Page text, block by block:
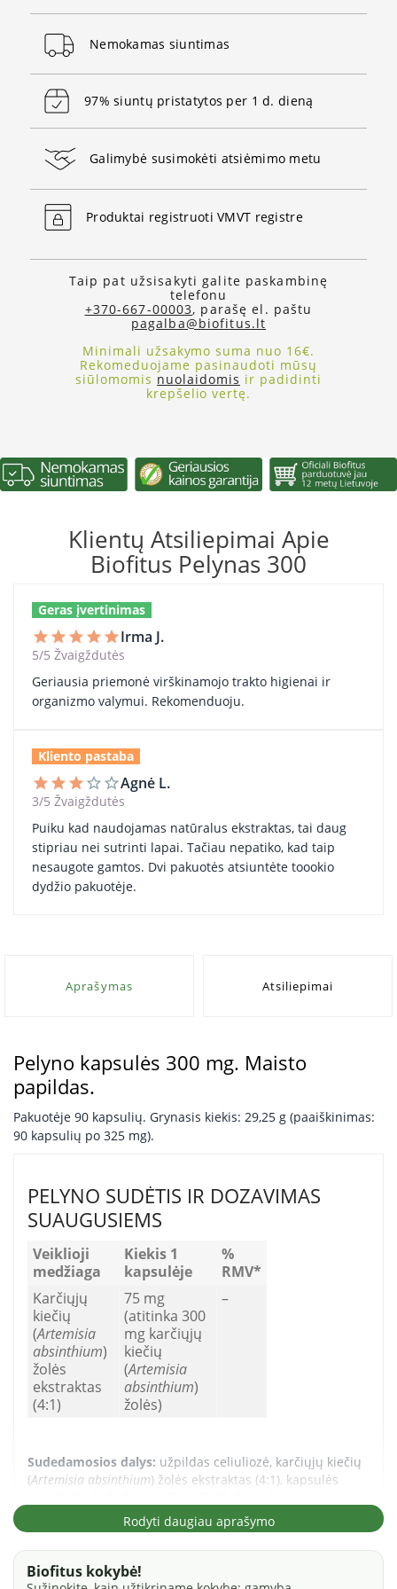
Nemokamas siuntimas
97% siuntų pristatytos per 1 d. dieną
Galimybė susimokėti atsiėmimo metu
Produktai registruoti VMVT registre
Taip pat užsisakyti galite paskambinę
telefonu
+370-667-00003, parašę el. paštu
pagalba@biofitus.lt
Minimali užsakymo suma nuo 16€.
Rekomeduojame pasinaudoti mūsų
siūlomomis nuolaidomis ir padidinti
krepšelio vertę.
Klientų Atsiliepimai Apie
Biofitus Pelynas 300
Geras įvertinimas
star star star star starIrma J.
5/5 Žvaigždutės
Geriausia priemonė virškinamojo trakto higienai ir
organizmo valymui. Rekomenduoju.
Kliento pastaba
star star star star_border star_borderAgnė L.
3/5 Žvaigždutės
Puiku kad naudojamas natūralus ekstraktas, tai daug
stipriau nei sutrinti lapai. Tačiau nepatiko, kad taip
nesaugote gamtos. Dvi pakuotės atsiuntėte toookio
dydžio pakuotėje.
Aprašymas Atsiliepimai
Pelyno kapsulės 300 mg. Maisto
papildas.
Pakuotėje 90 kapsulių. Grynasis kiekis: 29,25 g (paaiškinimas:
90 kapsulių po 325 mg).
PELYNO SUDĖTIS IR DOZAVIMAS
SUAUGUSIEMS
Veiklioji
medžiaga
Kiekis 1
kapsulėje
%
RMV*
Karčiųjų
kiečių
(Artemisia
absinthium)
žolės
ekstraktas
(4:1)
75 mg
(atitinka 300
mg karčiųjų
kiečių
(Artemisia
absinthium)
žolės)
–
Sudedamosios dalys: užpildas celiuliozė, karčiųjų kiečių
(Artemisia absinthium) žolės ekstraktas (4:1), kapsulės
reguliuojanti medžiaga riebalų rūgščių magnio druskos,
lipnumą reguliuojanti medžiaga silicio dioksidas.
Rodyti daugiau aprašymo
Biofitus kokybė!